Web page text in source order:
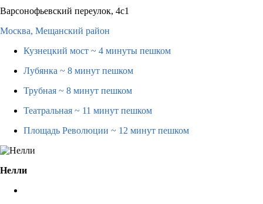
Варсонофьевский переулок, 4с1
Москва, Мещанский район
Кузнецкий мост ~ 4 минуты пешком
Лубянка ~ 8 минут пешком
Трубная ~ 8 минут пешком
Театральная ~ 11 минут пешком
Площадь Революции ~ 12 минут пешком
Нелли